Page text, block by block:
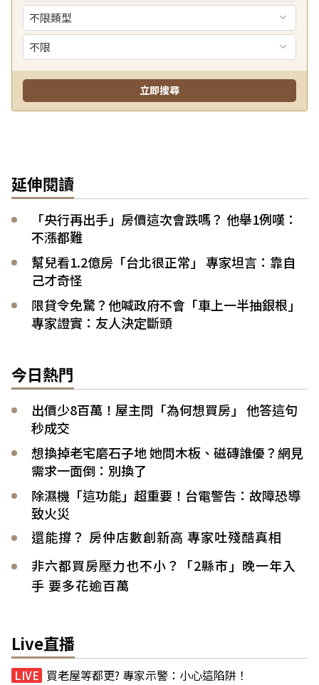
延伸閱讀
「央行再出手」房價這次會跌嗎？ 他舉1例嘆：
不漲都難
幫兒看1.2億房「台北很正常」 專家坦言：靠自
己才奇怪
限貸令免驚？他喊政府不會「車上一半抽銀根」
專家證實：友人決定斷頭
今日熱門
出價少8百萬！屋主問「為何想買房」 他答這句
秒成交
想換掉老宅磨石子地 她問木板、磁磚誰優？網見
需求一面倒：別換了
除濕機「這功能」超重要！台電警告：故障恐導
致火災
還能撐？ 房仲店數創新高 專家吐殘酷真相
非六都買房壓力也不小？「2縣市」晚一年入
手 要多花逾百萬
Live直播
買老屋等都更? 專家示警：小心這陷阱！